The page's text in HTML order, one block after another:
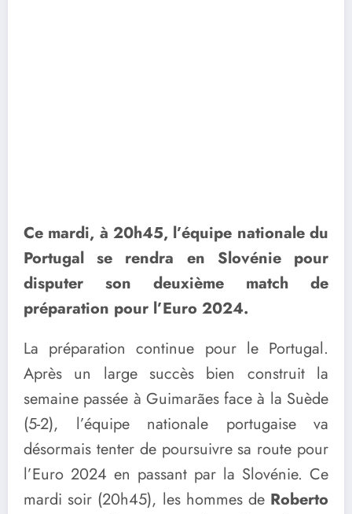
Ce mardi, à 20h45, l’équipe nationale du
Portugal se rendra en Slovénie pour
disputer son deuxième match de
préparation pour l’Euro 2024.
La préparation continue pour le Portugal.
Après un large succès bien construit la
semaine passée à Guimarães face à la Suède
(5-2), l’équipe nationale portugaise va
désormais tenter de poursuivre sa route pour
l’Euro 2024 en passant par la Slovénie. Ce
mardi soir (20h45), les hommes de Roberto